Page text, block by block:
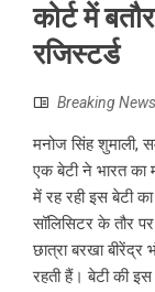
कोर्ट में
रजिस्टर्ड
Breaking News
मनोज सिंह शुमाली,
एक बेटी ने भारत का
में रह रही इस बेटी
सॉलिसिटर के तौर
छात्रा बरखा
रहती हैं। बेटी की